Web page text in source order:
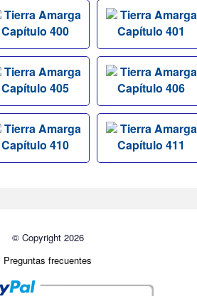
Tierra Amarga
Capítulo 400
Tierra Amarga
Capítulo 401
Tierra Amarga
Capítulo 405
Tierra Amarga
Capítulo 406
Tierra Amarga
Capítulo 410
Tierra Amarga
Capítulo 411
© Copyright 2026
Preguntas frecuentes